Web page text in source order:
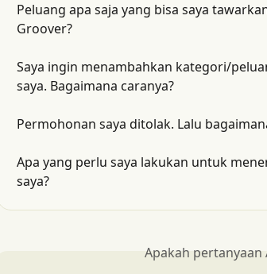
Peluang apa saja yang bisa saya
Groover?
Saya ingin menambahkan kategori/
saya. Bagaimana caranya?
Permohonan saya ditolak. Lalu
Apa yang perlu saya lakukan untuk
saya?
Apakah pertanyaan